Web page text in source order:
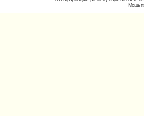
Мощь